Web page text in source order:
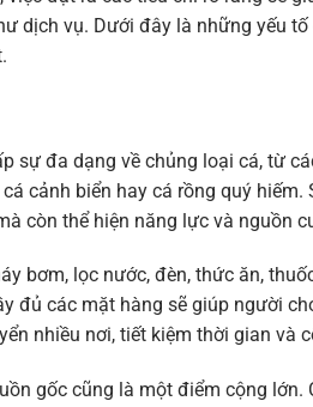
dịch vụ. Dưới đây là những yếu
sự đa dạng về chủng loại cá, từ
cảnh biển hay cá rồng quý
còn thể hiện năng lực và nguồn
bơm, lọc nước, đèn, thức ăn,
đủ các mặt hàng sẽ giúp người
nhiều nơi, tiết kiệm thời gian và
gốc cũng là một điểm cộng